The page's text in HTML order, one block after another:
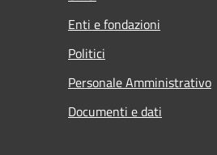
Enti e fondazioni
Politici
Personale Amministrativo
Documenti e dati